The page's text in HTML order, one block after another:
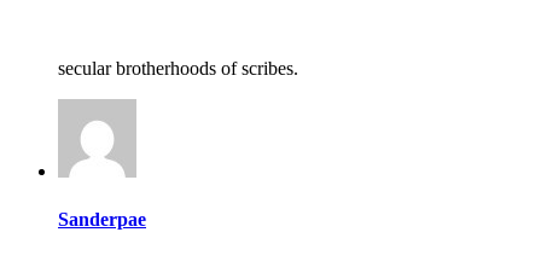
secular brotherhoods of scribes.
Sanderpae